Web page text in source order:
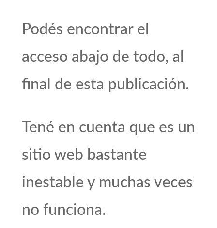
Podés encontrar el
acceso abajo de todo, al
final de esta publicación.
Tené en cuenta que es un
sitio web bastante
inestable y muchas veces
no funciona.